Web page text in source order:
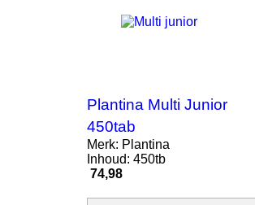
Plantina Multi Junior
450tab
Merk: Plantina
Inhoud: 450tb
Prijs
74,98